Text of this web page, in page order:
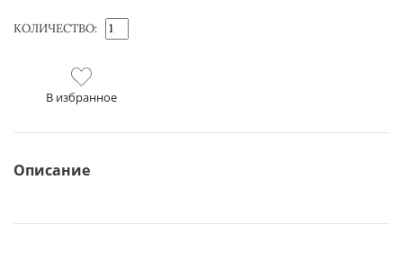
КОЛИЧЕСТВО:
В избранное
Описание